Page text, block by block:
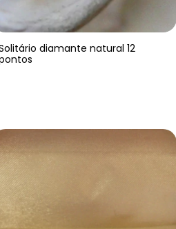
diamante natural 12